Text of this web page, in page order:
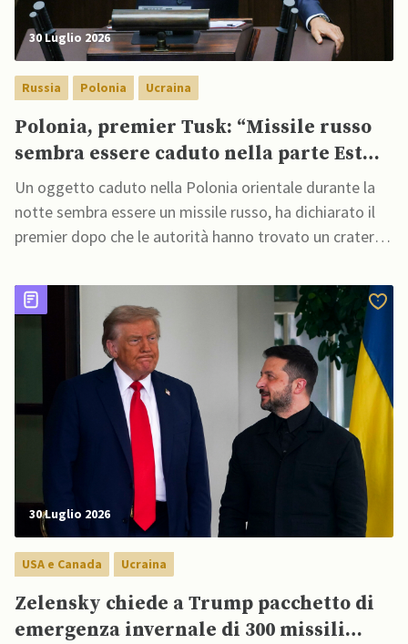
30 Luglio 2026
Russia Polonia Ucraina
Polonia, premier Tusk: “Missile russo
sembra essere caduto nella parte Est
del Paese”
Un oggetto caduto nella Polonia orientale durante la
notte sembra essere un missile russo, ha dichiarato il
premier dopo che le autorità hanno trovato un cratere
un'esplosione
30 Luglio 2026
USA e Canada Ucraina
Zelensky chiede a Trump pacchetto di
emergenza invernale di 300 missili